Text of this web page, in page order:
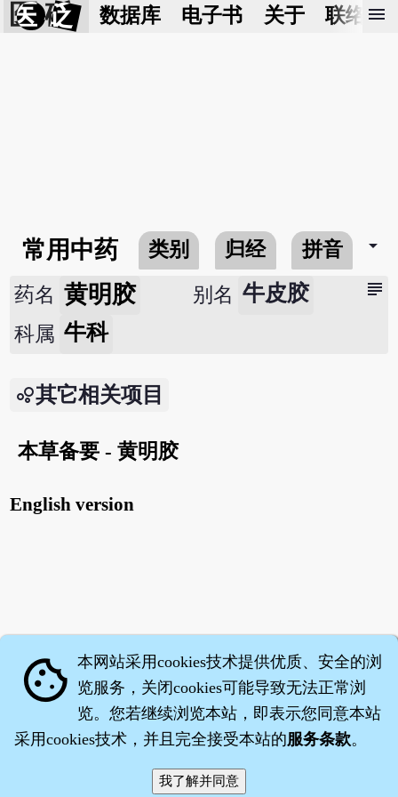
医 砭 数据库 电子书 关于 联络我
menu
常用中药 类别 归经 拼音 arrow_drop_down
subject
药名 黄明胶 别名 牛皮胶
科属 牛科
其它相关项目
本草备要 - 黄明胶
English version
·沈药子©2008～2026
cookie 本网站采用cookies技术提供优质、安全的浏
览服务，关闭cookies可能导致无法正常浏
览。您若继续浏览本站，即表示您同意本站
采用cookies技术，并且完全接受本站的服务条款。